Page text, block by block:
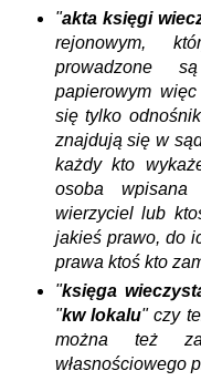
"akta księgi
rejonowym,
prowadzone
papierowym
się tylko
znajdują się w
każdy kto
osoba
wierzyciel lub
jakieś prawo, do
prawa ktoś kto
"księga
"kw lokalu" czy
można też
własnościowego